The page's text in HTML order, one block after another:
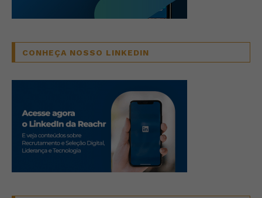
CONHEÇA NOSSO LINKEDIN